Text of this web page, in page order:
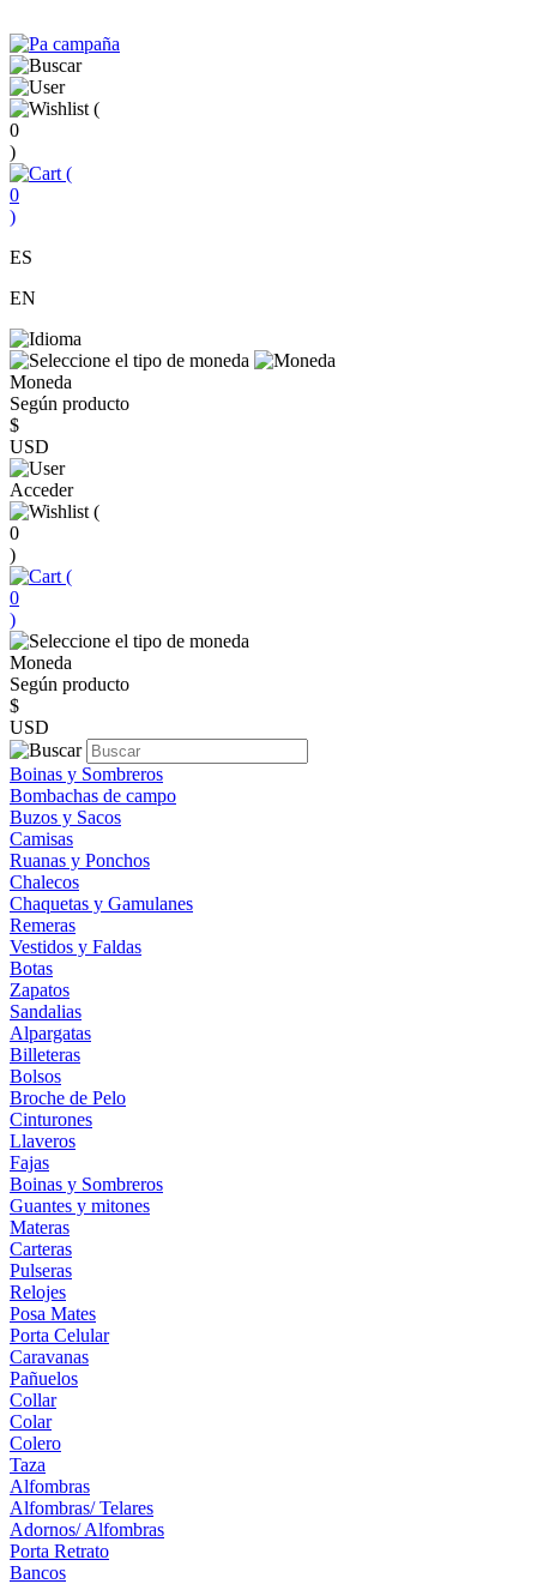
(
0
)
(
0
)
ES
EN
Moneda
Según producto
$
USD
Acceder
(
0
)
(
0
)
Moneda
Según producto
$
USD
Boinas y Sombreros
Bombachas de campo
Buzos y Sacos
Camisas
Ruanas y Ponchos
Chalecos
Chaquetas y Gamulanes
Remeras
Vestidos y Faldas
Botas
Zapatos
Sandalias
Alpargatas
Billeteras
Bolsos
Broche de Pelo
Cinturones
Llaveros
Fajas
Boinas y Sombreros
Guantes y mitones
Materas
Carteras
Pulseras
Relojes
Posa Mates
Porta Celular
Caravanas
Pañuelos
Collar
Colar
Colero
Taza
Alfombras
Alfombras/ Telares
Adornos/ Alfombras
Porta Retrato
Bancos